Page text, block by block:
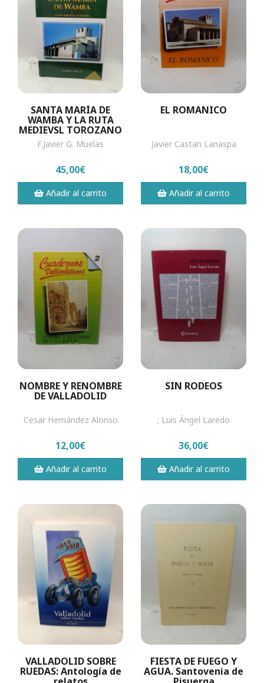
SANTA MARÍA DE
WAMBA Y LA RUTA
MEDIEVSL TOROZANO
F.Javier G. Muelas
45,00€
Añadir al carrito
EL ROMANICO
Javier Castan Lanaspa
18,00€
Añadir al carrito
NOMBRE Y RENOMBRE
DE VALLADOLID
Cesar Hernández Alonso
12,00€
Añadir al carrito
SIN RODEOS
; Luis Ángel Laredo
36,00€
Añadir al carrito
VALLADOLID SOBRE
RUEDAS: Antología de
FIESTA DE FUEGO Y
AGUA. Santovenia de